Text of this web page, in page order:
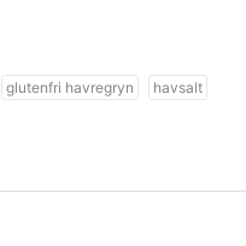
glutenfri havregryn
havsalt